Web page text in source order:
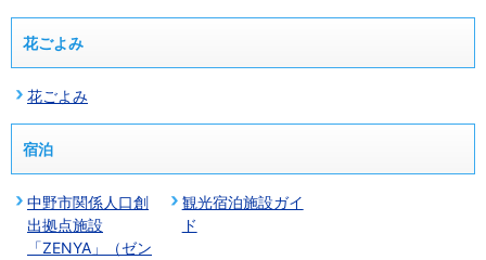
花ごよみ
花ごよみ
宿泊
中野市関係人口創
出拠点施設
「ZENYA」（ゼン
観光宿泊施設ガイ
ド